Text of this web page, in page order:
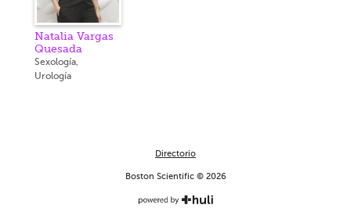
Natalia Vargas
Quesada
Sexología,
Urología
Directorio
Boston Scientific © 2026